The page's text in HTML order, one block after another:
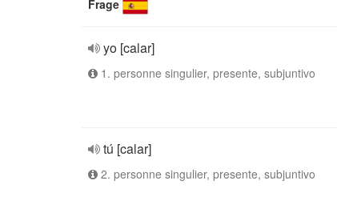
Frage
yo [calar]
1. personne singulier, presente, subjuntivo
tú [calar]
2. personne singulier, presente, subjuntivo